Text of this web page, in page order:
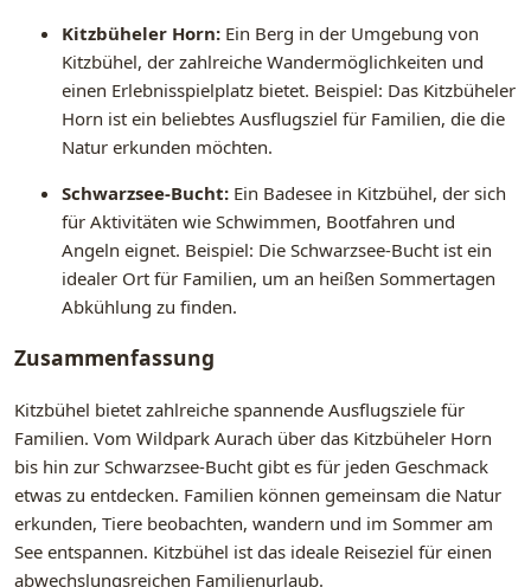
Kitzbüheler Horn: Ein Berg in der Umgebung von
Kitzbühel, der zahlreiche Wandermöglichkeiten und
einen Erlebnisspielplatz bietet. Beispiel: Das Kitzbüheler
Horn ist ein beliebtes Ausflugsziel für Familien, die die
Natur erkunden möchten.
Schwarzsee-Bucht: Ein Badesee in Kitzbühel, der sich
für Aktivitäten wie Schwimmen, Bootfahren und
Angeln eignet. Beispiel: Die Schwarzsee-Bucht ist ein
idealer Ort für Familien, um an heißen Sommertagen
Abkühlung zu finden.
Zusammenfassung
Kitzbühel bietet zahlreiche spannende Ausflugsziele für
Familien. Vom Wildpark Aurach über das Kitzbüheler Horn
bis hin zur Schwarzsee-Bucht gibt es für jeden Geschmack
etwas zu entdecken. Familien können gemeinsam die Natur
erkunden, Tiere beobachten, wandern und im Sommer am
See entspannen. Kitzbühel ist das ideale Reiseziel für einen
abwechslungsreichen Familienurlaub.